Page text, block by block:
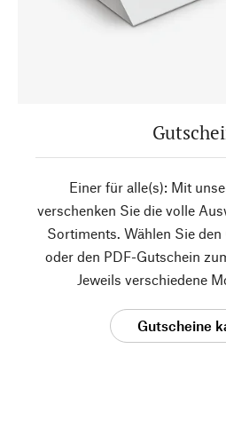
Einer für alle(s): Mit
verschenken Sie die volle
Sortiments. Wählen Sie
oder den PDF-Gutschein
Jeweils verschiedene
Gutscheine